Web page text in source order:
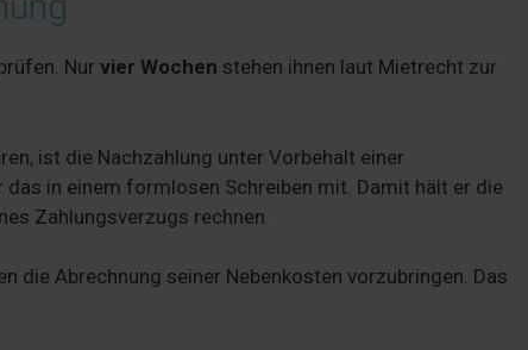
Nur vier Wochen stehen ihnen laut Mietrecht zur
ist die Nachzahlung unter Vorbehalt einer
in einem formlosen Schreiben mit. Damit hält er die
Zahlungsverzugs rechnen.
die Abrechnung seiner Nebenkosten vorzubringen. Das